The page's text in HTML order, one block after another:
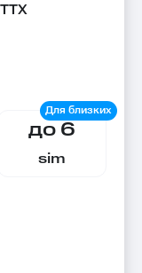
до 6
sim